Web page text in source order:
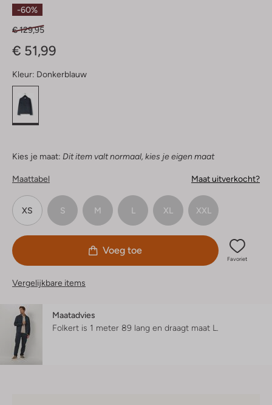
-60%
€ 129,95
€ 51,99
Kleur: Donkerblauw
Kies je maat: Dit item valt normaal, kies je eigen maat
Maattabel Maat uitverkocht?
XS S M L XL XXL
Voeg toe
Favoriet
Vergelijkbare items
Maatadvies
Folkert is 1 meter 89 lang en draagt maat L.